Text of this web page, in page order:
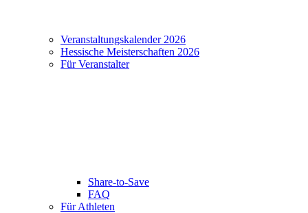
Veranstaltungskalender 2026
Hessische Meisterschaften 2026
Für Veranstalter
Share-to-Save
FAQ
Für Athleten